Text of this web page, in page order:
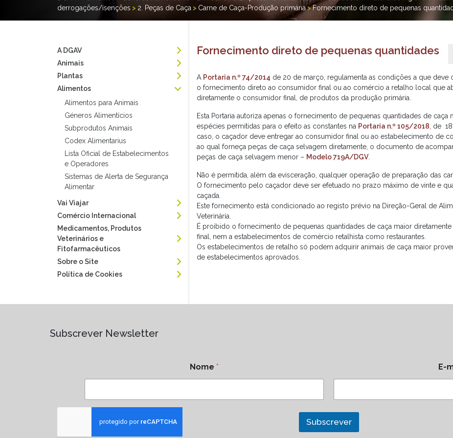
derrogações/isenções > 2. Peças de Caça > Carne de Caça-Produção primária>Fornecimento direto de pequenas
A DGAV
Animais
Plantas
Alimentos
Alimentos para Animais
Géneros Alimentícios
Subprodutos Animais
Codex Alimentarius
Lista Oficial de Estabelecimentos
e Operadores
Sistemas de Alerta de Segurança
Alimentar
Vai Viajar
Comércio Internacional
Medicamentos, Produtos
Veterinários e
Fitofarmacêuticos
Sobre o Site
Política de Cookies
Fornecimento direto de pequenas quantidades
A Portaria n.º 74/2014 de 20 de março, regulamenta as condições a que deve
o fornecimento direto ao consumidor final ou ao comércio a retalho local que
diretamente o consumidor final, de produtos da produção primária.
Esta Portaria autoriza apenas o fornecimento de pequenas quantidades de caça
espécies permitidas para o efeito as constantes na Portaria n.º 105/2018 , de
caso, o caçador deve entregar ao consumidor final ou ao estabelecimento de
ao qual forneça peças de caça selvagem diretamente, o documento de
peças de caça selvagem menor – Modelo 719A/DGV.
Não é permitida, além da evisceração, qualquer operação de preparação das
O fornecimento pelo caçador deve ser efetuado no prazo máximo de vinte e
caçada.
Este fornecimento está condicionado ao registo prévio na Direção-Geral de
Veterinária.
É proibido o fornecimento de pequenas quantidades de caça maior
final, nem a estabelecimentos de comércio retalhista como restaurantes.
Os estabelecimentos de retalho só podem adquirir animais de caça maior
de estabelecimentos aprovados.
Subscrever Newsletter
Nome * E-
Subscrever